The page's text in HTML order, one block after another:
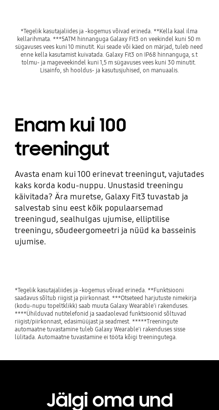
*Tegelik kasutajaliides ja -kogemus võivad erineda. **Kella kaal ilma
kellarihmata. ***5ATM hinnanguga Galaxy Fit3 on veekindel kuni 50 m
sügavuses vees kuni 10 minutit. Kui seade või käed on märjad, tuleb need
enne kella kasutamist kuivatada. Galaxy Fit3 on IP68 hinnanguga, s.t
tolmu- ja mageveekindel kuni 1,5 m sügavuses vees kuni 30 minutit.
Lisainfo, sh hooldus- ja kasutusjuhised, on manuaalis.
Enam kui 100
treeningut
Avasta enam kui 100 erinevat treeningut, vajutades
kaks korda kodu-nuppu. Unustasid treeningu
käivitada? Ära muretse, Galaxy Fit3 tuvastab ja
salvestab sinu eest kõik populaarsemad
treeningud, sealhulgas ujumise, elliptilise
treeningu, sõudeergomeetri ja nüüd ka basseinis
ujumise.
*Tegelik kasutajaliides ja -kogemus võivad erineda. **Funktsiooni
saadavus sõltub riigist ja piirkonnast. ***Otseteed harjutuste nimekirja
(kodu-nupu topeltklikk) saab muuta Galaxy Wearable'i rakenduses.
****Ühilduvad nutitelefonid ja saadaolevad funktsioonid sõltuvad
riigist/piirkonnast, edasimüüjast ja seadmest. *****Treeningute
automaatne tuvastamine tuleb Galaxy Wearable'i rakenduses sisse
lülitada. Automaatne tuvastamine ei tööta kõigi treeningutega.
Jälgi oma und